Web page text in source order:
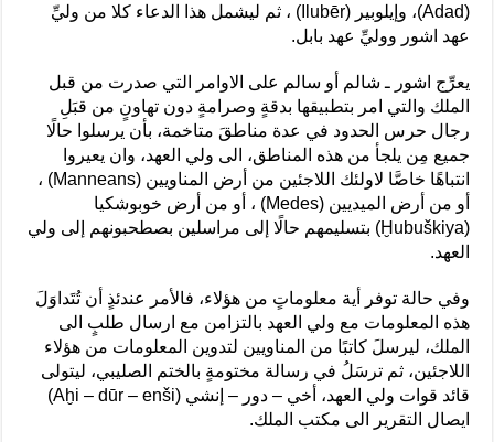
(Adad)، وإيلوبير (Ilubēr) ، ثم ليشمل هذا الدعاء كلا من وليِّ
عهد اشور ووليِّ عهد بابل.
يعرِّج اشور ـ شالم أو سالم على الاوامر التي صدرت من قبل
الملك والتي امر بتطبيقها بدقةٍ وصرامةٍ دون تهاونٍ من قبَلِ
رجال حرس الحدود في عدة مناطقَ متاخمة، بأن يرسلوا حالًا
جميع مِن يلجأ من هذه المناطق، الى ولي العهد، وان يعيروا
انتباهًا خاصَّا لاولئك اللاجئين من أرض المناويين (Manneans) ،
أو من أرض الميديين (Medes) ، أو من أرض خوبوشكيا
(Ḫubuškiya) بتسليمهم حالًا إلى مراسلين بصطحبونهم إلى ولي
العهد.
وفي حالة توفر أية معلوماتٍ من هؤلاء، فالأمر عندئذٍ أن تُتَداوَلَ
هذه المعلومات مع ولي العهد بالتزامن مع ارسال طلبٍ الى
الملك، ليرسلَ كاتبًا من المناويين لتدوين المعلومات من هؤلاء
اللاجئين، ثم ترسَلُ في رسالة مختومةٍ بالختم الصليبي، ليتولى
قائد قوات ولي العهد، أخي – دور – إنشي (Aḫi – dūr – enši)
ايصال التقرير الى مكتب الملك.